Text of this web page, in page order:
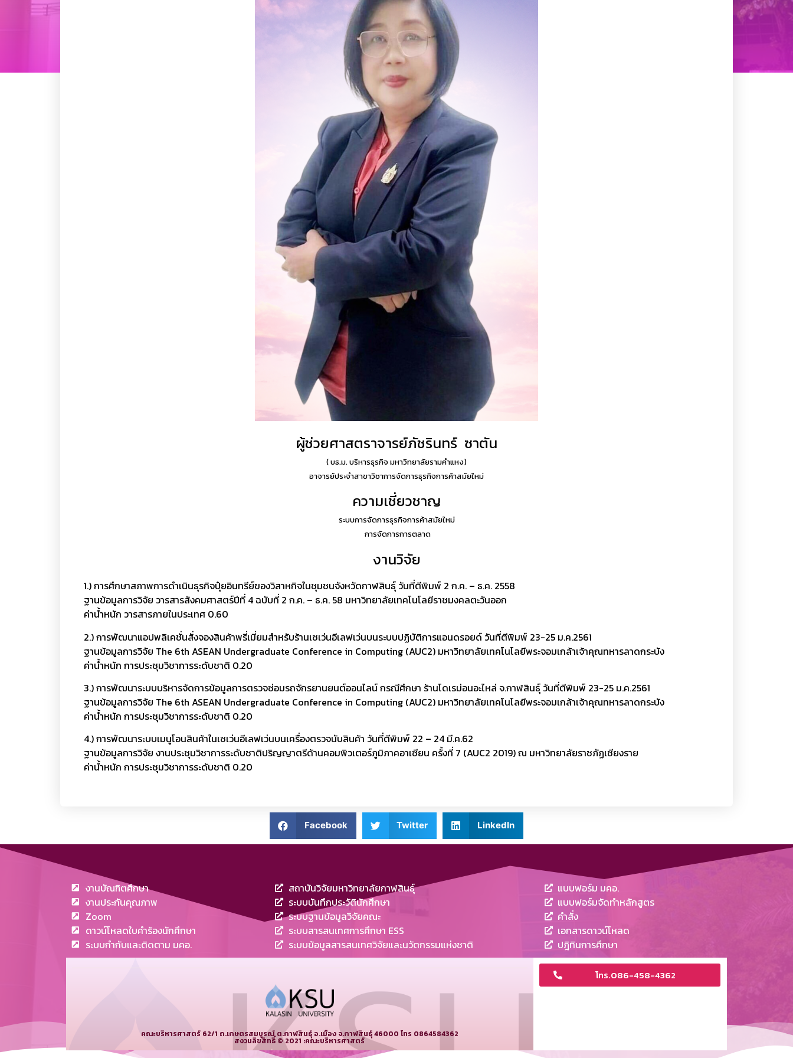
ผู้ช่วยศาสตราจารย์ภัชรินทร์ ซาตัน
( บธ.ม. บริหารธุรกิจ มหาวิทยาลัยรามคำแหง)
อาจารย์ประจำสาขาวิชาการจัดการธุรกิจการค้าสมัยใหม่
ความเชี่ยวชาญ
ระบบการจัดการธุรกิจการค้าสมัยใหม่
การจัดการการตลาด
งานวิจัย
1.) การศึกษาสภาพการดำเนินธุรกิจปุ๋ยอินทรีย์ของวิสาหกิจในชุมชนจังหวัดกาฬสินธุ์ วันที่ตีพิมพ์ 2 ก.ค. – ธ.ค. 2558
ฐานข้อมูลการวิจัย วารสารสังคมศาสตร์ปีที่ 4 ฉบับที่ 2 ก.ค. – ธ.ค. 58 มหาวิทยาลัยเทคโนโลยีราชมงคลตะวันออก
ค่าน้ำหนัก วารสารภายในประเทศ 0.60
2.) การพัฒนาแอปพลิเคชั่นสั่งจองสินค้าพรี่เมี่ยมสำหรับร้านเซเว่นอีเลฟเว่นบนระบบปฏิบัติการแอนดรอยด์ วันที่ตีพิมพ์ 23-25 ม.ค.2561
ฐานข้อมูลการวิจัย The 6th ASEAN Undergraduate Conference in Computing (AUC2) มหาวิทยาลัยเทคโนโลยีพระจอมเกล้าเจ้าคุณทหารลาดกระบัง
ค่าน้ำหนัก การประชุมวิชาการระดับชาติ 0.20
3.) การพัฒนาระบบบริหารจัดการข้อมูลการตรวจซ่อมรถจักรยานยนต์ออนไลน์ กรณีศึกษา ร้านโดเรม่อนอะไหล่ จ.กาฬสินธุ์ วันที่ตีพิมพ์ 23-25 ม.ค.2561
ฐานข้อมูลการวิจัย The 6th ASEAN Undergraduate Conference in Computing (AUC2) มหาวิทยาลัยเทคโนโลยีพระจอมเกล้าเจ้าคุณทหารลาดกระบัง
ค่าน้ำหนัก การประชุมวิชาการระดับชาติ 0.20
4.) การพัฒนาระบบเมนูโอนสินค้าในเซเว่นอีเลฟเว่นบนเครื่องตรวจนับสินค้า วันที่ตีพิมพ์ 22 – 24 มี.ค.62
ฐานข้อมูลการวิจัย งานประชุมวิชาการระดับชาติปริญญาตรีด้านคอมพิวเตอร์ภูมิภาคอาเซียน ครั้งที่ 7 (AUC2 2019) ณ มหาวิทยาลัยราชภัฏเชียงราย
ค่าน้ำหนัก การประชุมวิชาการระดับชาติ 0.20
Facebook Twitter LinkedIn
งานบัณฑิตศึกษา
งานประกันคุณภาพ
Zoom
ดาวน์โหลดใบคำร้องนักศึกษา
ระบบกำกับและติดตาม มคอ.
สถาบันวิจัยมหาวิทยาลัยกาฬสินธุ์
ระบบบันทึกประวัตินักศึกษา
ระบบฐานข้อมูลวิจัยคณะ
ระบบสารสนเทศการศึกษา ESS
ระบบข้อมูลสารสนเทศวิจัยและนวัตกรรมแห่งชาติ
แบบฟอร์ม มคอ.
แบบฟอร์มจัดทำหลักสูตร
คำสั่ง
เอกสารดาวน์โหลด
ปฎิทินการศึกษา
คณะบริหารศาสตร์ 62/1 ถ.เกษตรสมบูรณ์ ต.กาฬสินธุ์ อ.เมือง จ.กาฬสินธุ์ 46000 โทร 0864584362
สงวนลิขสิทธิ์ © 2021 :คณะบริหารศาสตร์
โทร.086-458-4362